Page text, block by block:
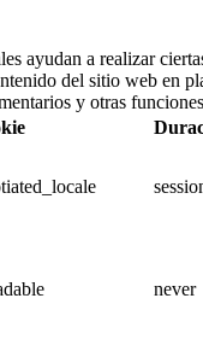
ayudan a realizar
del sitio web en
y otras
never